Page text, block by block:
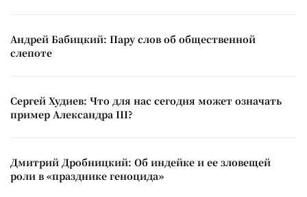
Андрей Бабицкий: Пару слов об общественной
слепоте
Сергей Худиев: Что для нас сегодня может означать
пример Александра III?
Дмитрий Дробницкий: Об индейке и ее зловещей
роли в «празднике геноцида»